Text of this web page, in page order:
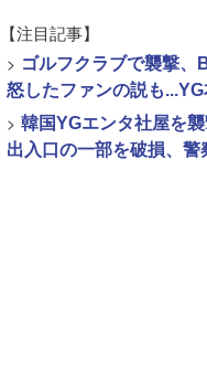
【注目記事】
> ゴルフクラブで襲撃
怒したファンの説も
> 韓国YGエンタ社屋を
出入口の一部を破損、